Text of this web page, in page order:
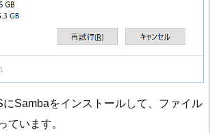
にSambaをインストールして、ファイル
ています。